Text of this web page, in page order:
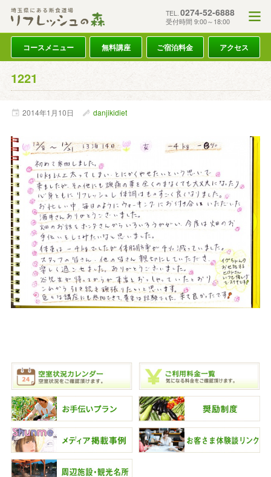
TEL. 0274-52-6888
受付時間 9:00～18:00
コースメニュー 無料講座 ご宿泊料金 アクセス
1221
2014年1月10日 danjikidiet